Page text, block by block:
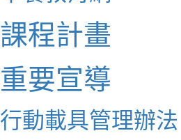
課程計畫
重要宣導
行動載具管理辦法